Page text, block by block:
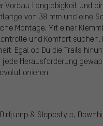
Vorbau Langlebigkeit und
von 38 mm und eine
Montage. Mit einer
und Komfort
Egal ob Du die Trails
Herausforderung
& Slopestyle,